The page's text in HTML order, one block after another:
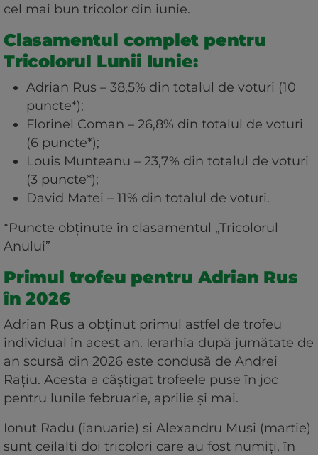
cel mai bun tricolor din iunie.
Clasamentul complet pentru
Tricolorul Lunii Iunie:
Adrian Rus – 38,5% din totalul de voturi (10
puncte*);
Florinel Coman – 26,8% din totalul de voturi
(6 puncte*);
Louis Munteanu – 23,7% din totalul de voturi
(3 puncte*);
David Matei – 11% din totalul de voturi.
*Puncte obţinute în clasamentul „Tricolorul
Anului”
Primul trofeu pentru Adrian Rus
în 2026
Adrian Rus a obţinut primul astfel de trofeu
individual în acest an. Ierarhia după jumătate de
an scursă din 2026 este condusă de Andrei
Raţiu. Acesta a câştigat trofeele puse în joc
pentru lunile februarie, aprilie şi mai.
Ionuţ Radu (ianuarie) şi Alexandru Musi (martie)
sunt ceilalţi doi tricolori care au fost numiţi, în